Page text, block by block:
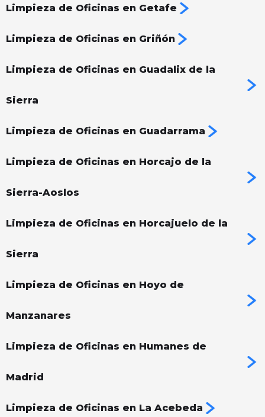
Limpieza de Oficinas en Getafe
Limpieza de Oficinas en Griñón
Limpieza de Oficinas en Guadalix de la
Sierra
Limpieza de Oficinas en Guadarrama
Limpieza de Oficinas en Horcajo de la
Sierra-Aoslos
Limpieza de Oficinas en Horcajuelo de la
Sierra
Limpieza de Oficinas en Hoyo de
Manzanares
Limpieza de Oficinas en Humanes de
Madrid
Limpieza de Oficinas en La Acebeda